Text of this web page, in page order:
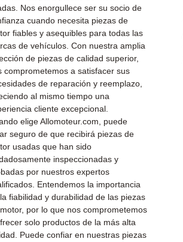
Nos enorgullece ser su socio de
cuando necesita piezas de
fiables y asequibles para todas las
de vehículos. Con nuestra amplia
de piezas de calidad superior,
comprometemos a satisfacer sus
de reparación y reemplazo,
al mismo tiempo una
cliente excepcional.
elige Allomoteur.com, puede
seguro de que recibirá piezas de
usadas que han sido
inspeccionadas y
por nuestros expertos
Entendemos la importancia
fiabilidad y durabilidad de las piezas
por lo que nos comprometemos
solo productos de la más alta
Puede confiar en nuestras piezas